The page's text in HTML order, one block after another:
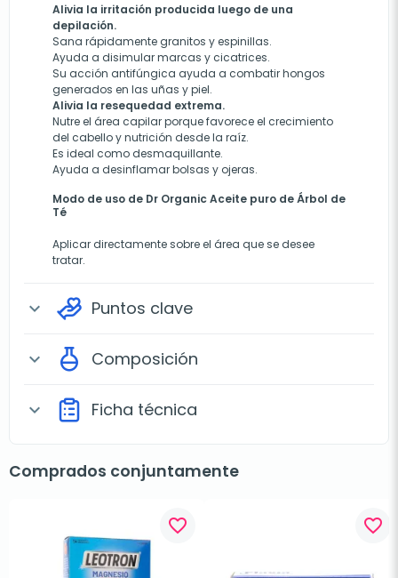
Alivia la irritación producida luego de una
depilación.
Sana rápidamente granitos y espinillas.
Ayuda a disimular marcas y cicatrices.
Su acción antifúngica ayuda a combatir hongos
generados en las uñas y piel.
Alivia la resequedad extrema.
Nutre el área capilar porquefavoreceel crecimiento
del cabello y nutrición desde la raíz.
Es ideal como desmaquillante.
Ayuda a desinflamar bolsas y ojeras.
Modo de uso de Dr Organic Aceite puro de Árbol de
Té
Aplicar directamente sobre el área que se desee
tratar.
expand_more Puntos clave
expand_more Composición
expand_more Ficha técnica
Comprados conjuntamente
favorite_border favorite_border